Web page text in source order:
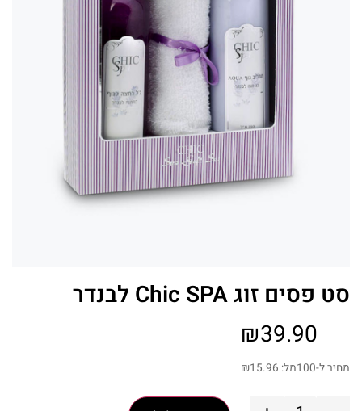
סט פסים זוג Chic SPA לבנדר
₪39.90
מחיר ל-100מל: ₪15.96